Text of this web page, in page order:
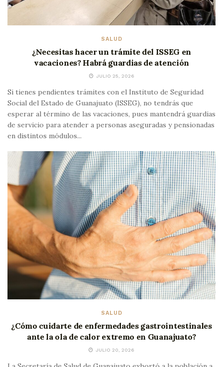
SALUD
¿Necesitas hacer un trámite del ISSEG en
vacaciones? Habrá guardias de atención
JULIO 25, 2026
Si tienes pendientes trámites con el Instituto de Seguridad
Social del Estado de Guanajuato (ISSEG), no tendrás que
esperar al término de las vacaciones, pues mantendrá guardias
de servicio para atender a personas aseguradas y pensionadas
en distintos módulos...
SALUD
¿Cómo cuidarte de enfermedades gastrointestinales
ante la ola de calor extremo en Guanajuato?
JULIO 20, 2026